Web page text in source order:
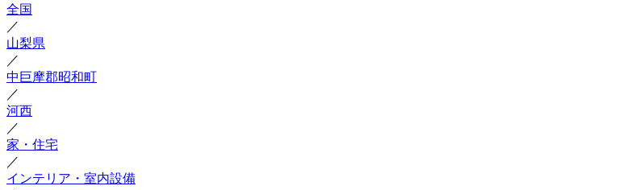
全国
／
山梨県
／
中巨摩郡昭和町
／
河西
／
家・住宅
／
インテリア・室内設備